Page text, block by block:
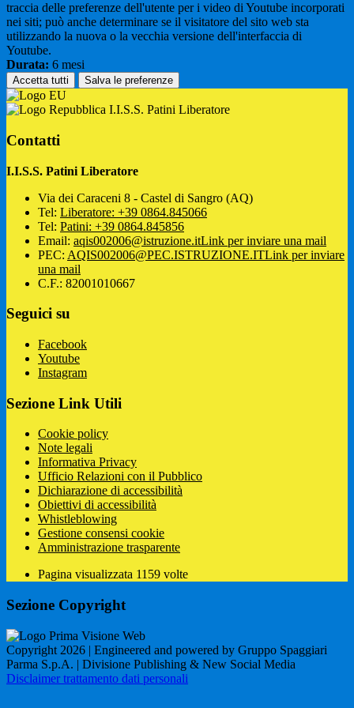
traccia delle preferenze dell'utente per i video di Youtube incorporati
nei siti; può anche determinare se il visitatore del sito web sta
utilizzando la nuova o la vecchia versione dell'interfaccia di
Youtube.
Durata: 6 mesi
Accetta tutti Salva le preferenze
I.I.S.S. Patini Liberatore
Contatti
I.I.S.S. Patini Liberatore
Via dei Caraceni 8 - Castel di Sangro (AQ)
Tel: Liberatore: +39 0864.845066
Tel: Patini: +39 0864.845856
Email: aqis002006@istruzione.itLink per inviare una mail
PEC: AQIS002006@PEC.ISTRUZIONE.ITLink per inviare
una mail
C.F.: 82001010667
Seguici su
Facebook
Youtube
Instagram
Sezione Link Utili
Cookie policy
Note legali
Informativa Privacy
Ufficio Relazioni con il Pubblico
Dichiarazione di accessibilità
Obiettivi di accessibilità
Whistleblowing
Gestione consensi cookie
Amministrazione trasparente
Pagina visualizzata 1159 volte
Sezione Copyright
Copyright 2026 | Engineered and powered by Gruppo Spaggiari
Parma S.p.A. | Divisione Publishing & New Social Media
Disclaimer trattamento dati personali